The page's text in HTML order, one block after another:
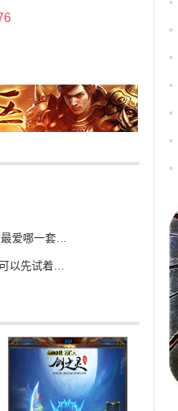
爱哪一套…
以先试着…